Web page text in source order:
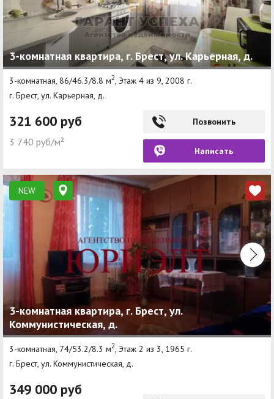
3-комнатная квартира, г. Брест, ул. Карьерная, д.
3-комнатная, 86/46.3/8.8 м2, Этаж 4 из 9, 2008 г.
г. Брест, ул. Карьерная, д.
321 600 руб
3 740 руб/м²
Позвонить
Написать
NEW
3-комнатная квартира, г. Брест, ул.
Коммунистическая, д.
3-комнатная, 74/53.2/8.3 м2, Этаж 2 из 3, 1965 г.
г. Брест, ул. Коммунистическая, д.
349 000 руб